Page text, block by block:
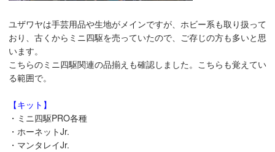
ユザワヤは手芸用品や生地がメインですが、ホビー系も取り扱って
おり、古くからミニ四駆を売っていたので、ご存じの方も多いと思
います。
こちらのミニ四駆関連の品揃えも確認しました。こちらも覚えてい
る範囲で。
【キット】
・ミニ四駆PRO各種
・ホーネットJr.
・マンタレイJr.